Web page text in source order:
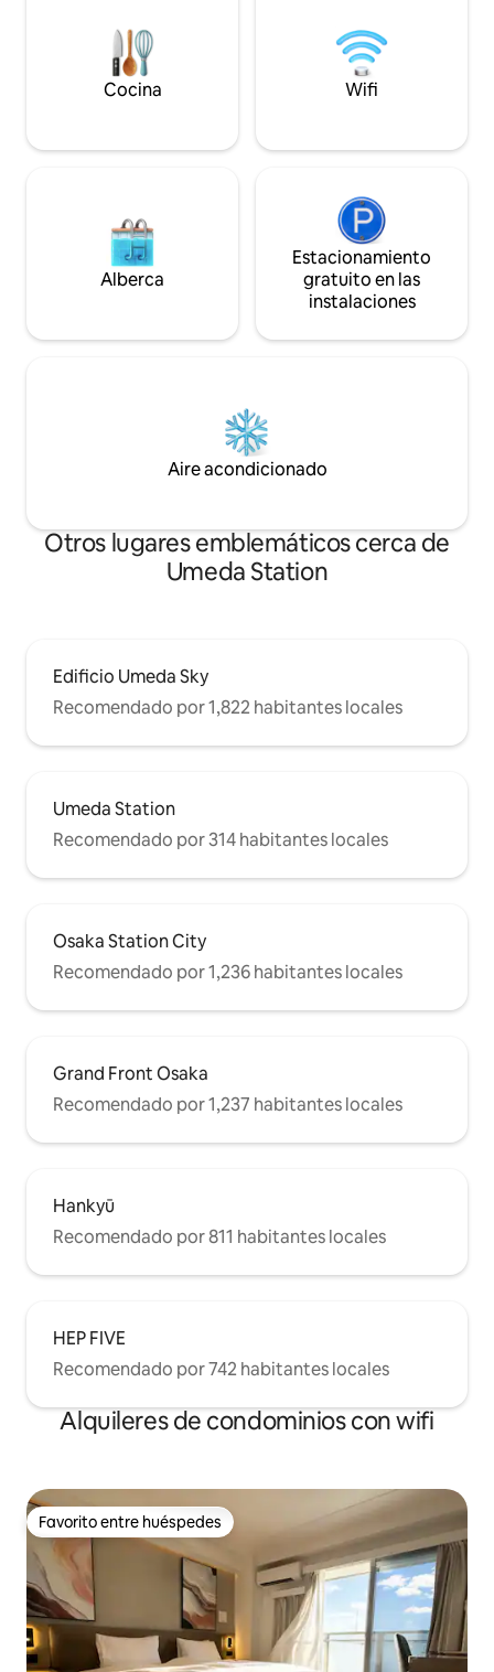
mucho tiempo, se impondrán multas.
◆Zona de estacionamiento No hay
estacionamiento adjunto en el edificio,
por favor utiliza el estacionamiento de
función del número de personas, así que
cocina/platos/tazas/palillos, cucharas,
tenedores ◆Consulta las fotos
publicadas. ◆Como se puede ver en la
foto, solo se proporcionan utensilios de
cocina mínimos. Si planeas cocinar, trae
lo tuyo. ◆Tenemos platos de cena
tenedores para cada persona. Cepillos
de dientes◆ desechables,
desinfectante de manos, pantuflas,
nevera, lavadora ◆Wi-Fi/aire
adicionales disponibles por un cargo
adicional
delantera. Los
libremente
básicos de cocina
de oliva) en la
comidas en una
lavabo, la
dormitorios, cada
tamaño king.
sala de estar
más. Con respecto a las camas,
ofrecemos
seleccionados
Cocina Wifi
Alberca
Estacionamiento
gratuito en las
instalaciones
Aire acondicionado
Otros lugares emblemáticos cerca de
Umeda Station
Edificio Umeda Sky
Recomendado por 1,822 habitantes locales
Umeda Station
Recomendado por 314 habitantes locales
Osaka Station City
Recomendado por 1,236 habitantes locales
Grand Front Osaka
Recomendado por 1,237 habitantes locales
Hankyū
Recomendado por 811 habitantes locales
HEP FIVE
Recomendado por 742 habitantes locales
Alquileres de condominios con wifi
Favorito entre huéspedes
Favorito entre huéspedes